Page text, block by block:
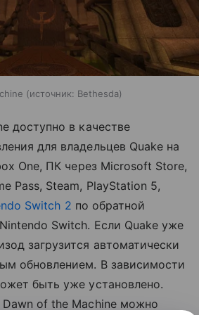
источник: Bethesda
доступно в качестве
для владельцев Quake на
One, ПК через Microsoft Store,
Pass, Steam, PlayStation 5,
Switch 2 по обратной
Switch. Если Quake уже
загрузится автоматически
обновлением. В зависимости
быть уже установлено.
Dawn of the Machine можно